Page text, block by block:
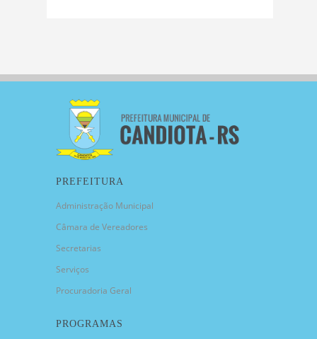
PREFEITURA
Administração Municipal
Câmara de Vereadores
Secretarias
Serviços
Procuradoria Geral
PROGRAMAS